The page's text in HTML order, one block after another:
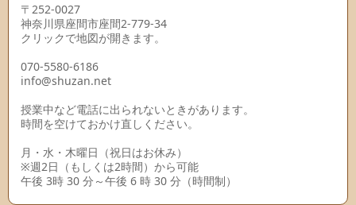
〒252-0027
神奈川県座間市座間2-779-34
クリックで地図が開きます。
070-5580-6186
info@shuzan.net
授業中など電話に出られないときがあります。
時間を空けておかけ直しください。
月・水・木曜日（祝日はお休み）
※週2日（もしくは2時間）から可能
午後 3時 30 分～午後 6 時 30 分（時間制）